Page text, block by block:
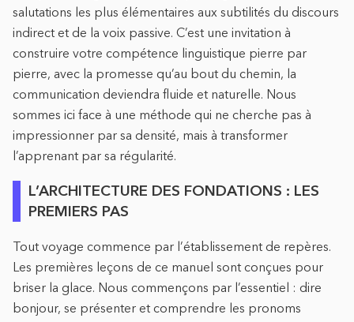
salutations les plus élémentaires aux subtilités du discours
indirect et de la voix passive. C’est une invitation à
construire votre compétence linguistique pierre par
pierre, avec la promesse qu’au bout du chemin, la
communication deviendra fluide et naturelle. Nous
sommes ici face à une méthode qui ne cherche pas à
impressionner par sa densité, mais à transformer
l’apprenant par sa régularité.
L’ARCHITECTURE DES FONDATIONS : LES
PREMIERS PAS
Tout voyage commence par l’établissement de repères.
Les premières leçons de ce manuel sont conçues pour
briser la glace. Nous commençons par l’essentiel : dire
bonjour, se présenter et comprendre les pronoms